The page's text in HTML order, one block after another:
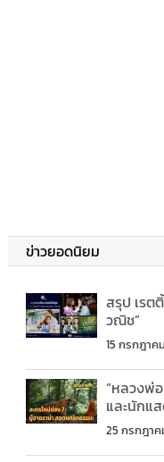
ข่าวยอดนิยม
สรุป เรต
วณิช”
15 กรกฎาค
“หลวงพ่อ
และนักแ
25 กรกฎา